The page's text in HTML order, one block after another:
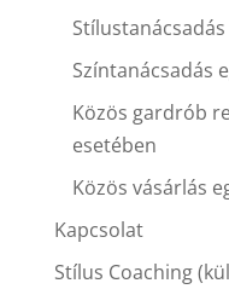
Színtanácsadás
Közös gardrób
esetében
Közös vásárlás
Kapcsolat
Stílus Coaching